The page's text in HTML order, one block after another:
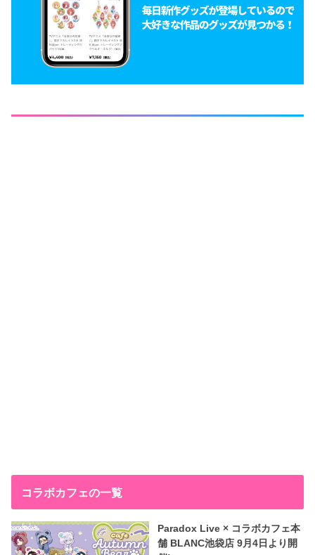
コラボカフェの一覧
Paradox Live × コラボカフェ本
舗 BLANC池袋店 9月4日より開